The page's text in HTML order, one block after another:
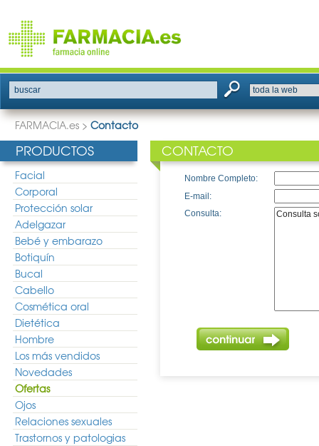
buscar
FARMACIA.es > Contacto
PRODUCTOS
Facial
Corporal
Protección solar
Adelgazar
Bebé y embarazo
Botiquín
Bucal
Cabello
Cosmética oral
Dietética
Hombre
Los más vendidos
Novedades
Ofertas
Ojos
Relaciones sexuales
Trastornos y patologias
CONTACTO
Nombre Completo:
E-mail:
Consulta: